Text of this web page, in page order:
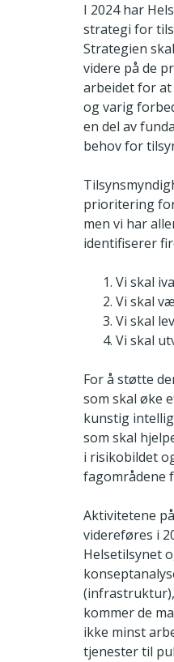
I 2024 har
strategi for
Strategien
videre på de
arbeidet for
og varig
en del av
behov for
prioritering
men vi har
identifiserer
Vi skal
Vi skal
Vi skal
Vi skal
For å støtte
som skal øke
kunstig
som skal
i risikobildet
fagområdene
Aktivitetene
videreføres i
Helsetilsynet
kommer de
ikke minst
tjenester til